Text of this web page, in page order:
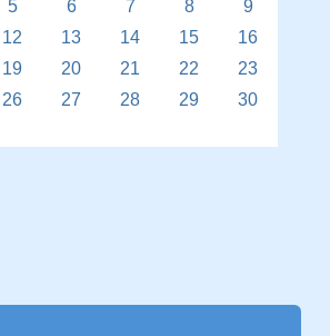
5 6 7 8
9
12 13 14 15
16
19 20 21 22
23
26 27 28 29
30